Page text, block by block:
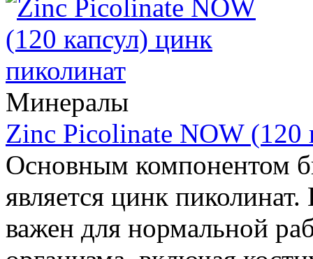
Минералы
Zinc Picolinate NOW (120
Основным компонентом
является цинк
важен для нормальной